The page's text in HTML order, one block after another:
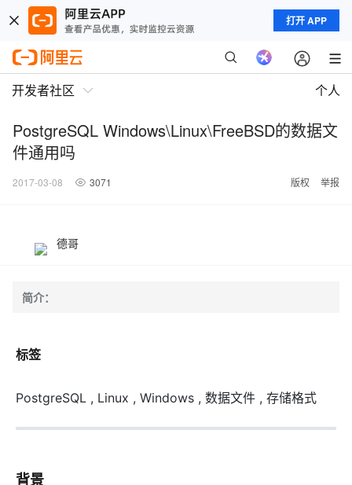
打开 APP
开发者社区 个人
PostgreSQL Windows\Linux\FreeBSD的数据文
件通用吗
2017-03-08 3071 版权 举报
德哥
简介：
标签
PostgreSQL , Linux , Windows , 数据文件 , 存储格式
背景